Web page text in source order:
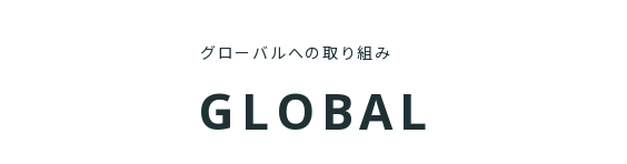
グローバルへの取り組み
G LO BAL